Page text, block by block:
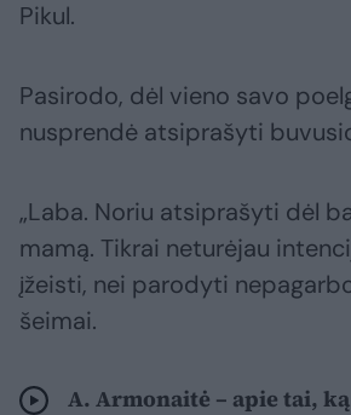
Pikul.
Pasirodo, dėl vieno savo
nusprendė atsiprašyti
„Laba. Noriu atsiprašyti dėl
mamą. Tikrai neturėjau
įžeisti, nei parodyti
šeimai.
A. Armonaitė – apie tai,